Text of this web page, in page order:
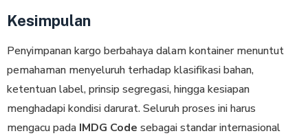
Kesimpulan
Penyimpanan kargo berbahaya dalam kontainer menuntut
pemahaman menyeluruh terhadap klasifikasi bahan,
ketentuan label, prinsip segregasi, hingga kesiapan
menghadapi kondisi darurat. Seluruh proses ini harus
mengacu pada IMDG Code sebagai standar internasional